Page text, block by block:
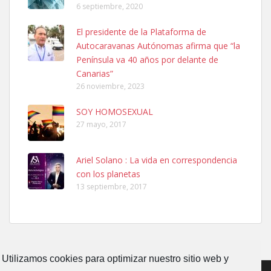
Utilizamos cookies para optimizar nuestro sitio web y
Ninfa perdida
El día 5 se los perdió una ninfa papillera, asustada tiene miedo a la
calle, se perdió por la zon...
Leales.org » Gran Canaria
6.7.2025
Adopcion
Busco casa de acogida para mi perrita ya que por temas de trabajo
no la puedo tener. Solo gente r...
6 septiembre, 2020
El presidente de la Plataforma de
Autocaravanas Autónomas afirma que “la
Península va 40 años por delante de
Canarias”
26 noviembre, 2023
SOY HOMOSEXUAL
27 mayo, 2017
Ariel Solano : La vida en correspondencia
con los planetas
13 septiembre, 2017